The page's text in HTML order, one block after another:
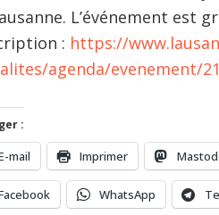
L’événement est
: https://
agenda/evenement/
:
mail Imprimer
WhatsApp